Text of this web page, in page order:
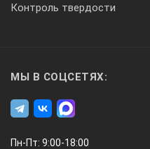
Контроль твердости
МЫ В СОЦСЕТЯХ:
Пн-Пт: 9:00-18:00